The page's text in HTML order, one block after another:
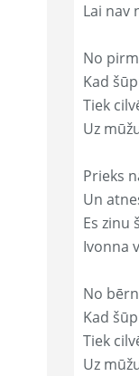
Lai nav
No
Kad
Tiek
Uz
Prieks
Un
Es zinu
Ivonna
No
Kad
Tiek
Uz